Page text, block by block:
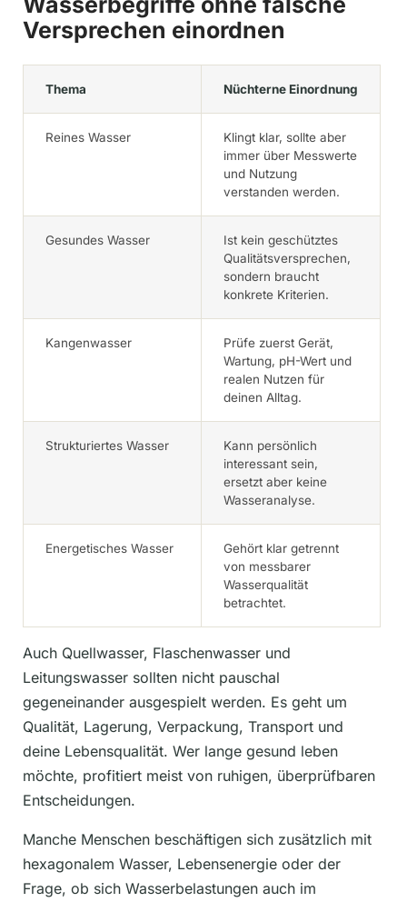
Versprechen einordnen
Thema Nüchterne Einordnung
Reines Wasser
Klingt klar, sollte aber
immer über Messwerte
und Nutzung
verstanden werden.
Gesundes Wasser
Ist kein geschütztes
Qualitätsversprechen,
sondern braucht
konkrete Kriterien.
Kangenwasser
Prüfe zuerst Gerät,
Wartung, pH-Wert und
realen Nutzen für
deinen Alltag.
Strukturiertes Wasser
Kann persönlich
interessant sein,
ersetzt aber keine
Wasseranalyse.
Energetisches Wasser
Gehört klar getrennt
von messbarer
Wasserqualität
betrachtet.
Auch Quellwasser, Flaschenwasser und
Leitungswasser sollten nicht pauschal
gegeneinander ausgespielt werden. Es geht um
Qualität, Lagerung, Verpackung, Transport und
deine Lebensqualität. Wer lange gesund leben
möchte, profitiert meist von ruhigen, überprüfbaren
Entscheidungen.
Manche Menschen beschäftigen sich zusätzlich mit
hexagonalem Wasser, Lebensenergie oder der
Frage, ob sich Wasserbelastungen auch im